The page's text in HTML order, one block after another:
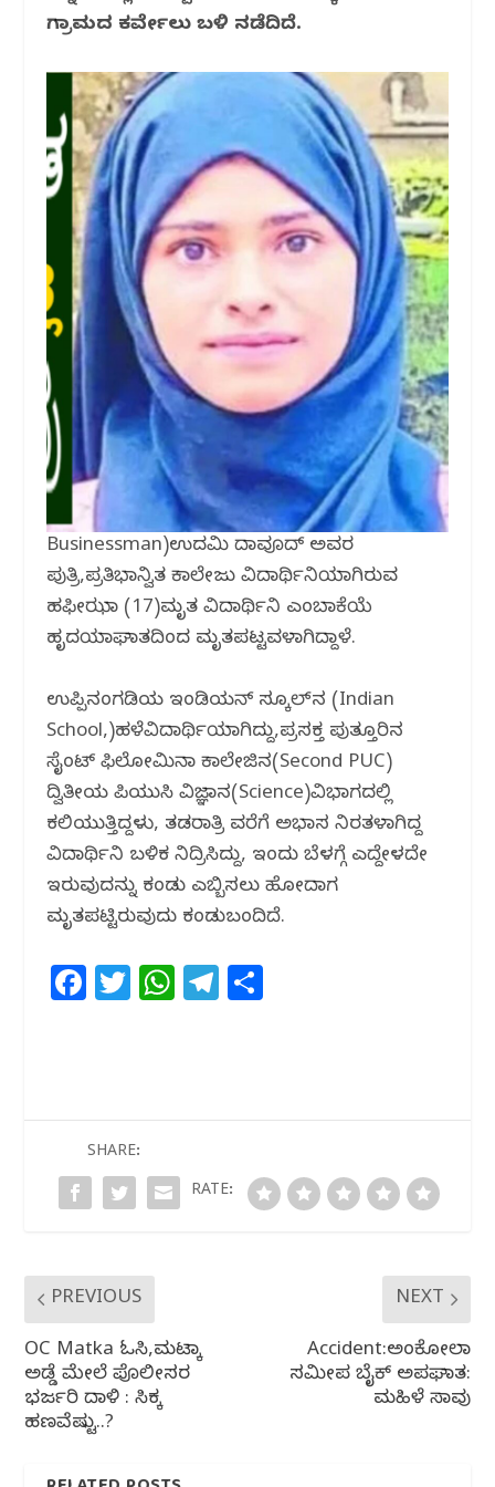
o p
ಗ್ರಾಮದ ಕರ್ವೇಲು ಬಳಿ ನಡೆದಿದೆ.
Businessman)ಉದ್ಯಮಿ ದಾವೂದ್‌ ಅವರ
ಪುತ್ರಿ,ಪ್ರತಿಭಾನ್ವಿತ ಕಾಲೇಜು ವಿದ್ಯಾರ್ಥಿನಿಯಾಗಿರುವ
ಹಫೀಝಾ (17)ಮೃತ ವಿದ್ಯಾರ್ಥಿನಿ ಎಂಬಾಕೆಯೆ
ಹೃದಯಾಘಾತದಿಂದ ಮೃತಪಟ್ಟವಳಾಗಿದ್ದಾಳೆ.
ಉಪ್ಪಿನಂಗಡಿಯ ಇಂಡಿಯನ್‌ ಸ್ಕೂಲ್‌ನ (Indian
School,)ಹಳೆವಿದ್ಯಾರ್ಥಿಯಾಗಿದ್ದು,ಪ್ರಸಕ್ತ ಪುತ್ತೂರಿನ
ಸೈಂಟ್‌ ಫಿಲೋಮಿನಾ ಕಾಲೇಜಿನ(Second PUC)
ದ್ವಿತೀಯ ಪಿಯುಸಿ ವಿಜ್ಞಾನ(Science)ವಿಭಾಗದಲ್ಲಿ
ಕಲಿಯುತ್ತಿದ್ದಳು, ತಡರಾತ್ರಿ ವರೆಗೆ ಅಭ್ಯಾಸ ನಿರತಳಾಗಿದ್ದ
ವಿದ್ಯಾರ್ಥಿನಿ ಬಳಿಕ ನಿದ್ರಿಸಿದ್ದು, ಇಂದು ಬೆಳಗ್ಗೆ ಎದ್ದೇಳದೇ
ಇರುವುದನ್ನು ಕಂಡು ಎಬ್ಬಿಸಲು ಹೋದಾಗ
ಮೃತಪಟ್ಟಿರುವುದು ಕಂಡುಬಂದಿದೆ.
F
b
o
T
r
W
A
p
T
ra
SHARE:
RATE:
PREVIOUS
OC Matka ಓಸಿ,ಮಟ್ಕಾ
ಅಡ್ಡೆ ಮೇಲೆ ಪೊಲೀಸರ
ಭರ್ಜರಿ ದಾಳಿ : ಸಿಕ್ಕ
ಹಣವೆಷ್ಟು..?
NEXT
Accident:ಅಂಕೋಲಾ
ಸಮೀಪ ಬೈಕ್ ಅಪಘಾತ:
ಮಹಿಳೆ ಸಾವು